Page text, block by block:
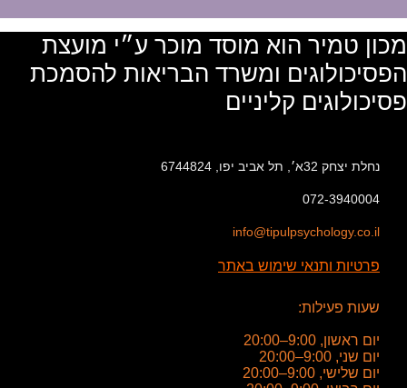
מכון טמיר הוא מוסד מוכר ע״י מועצת
הפסיכולוגים ומשרד הבריאות להסמכת
פסיכולוגים קליניים
נחלת יצחק 32א׳, תל אביב יפו, 6744824
072-3940004
info@tipulpsychology.co.il
פרטיות ותנאי שימוש באתר
שעות פעילות:
יום ראשון, 9:00–20:00
יום שני, 9:00–20:00
יום שלישי, 9:00–20:00